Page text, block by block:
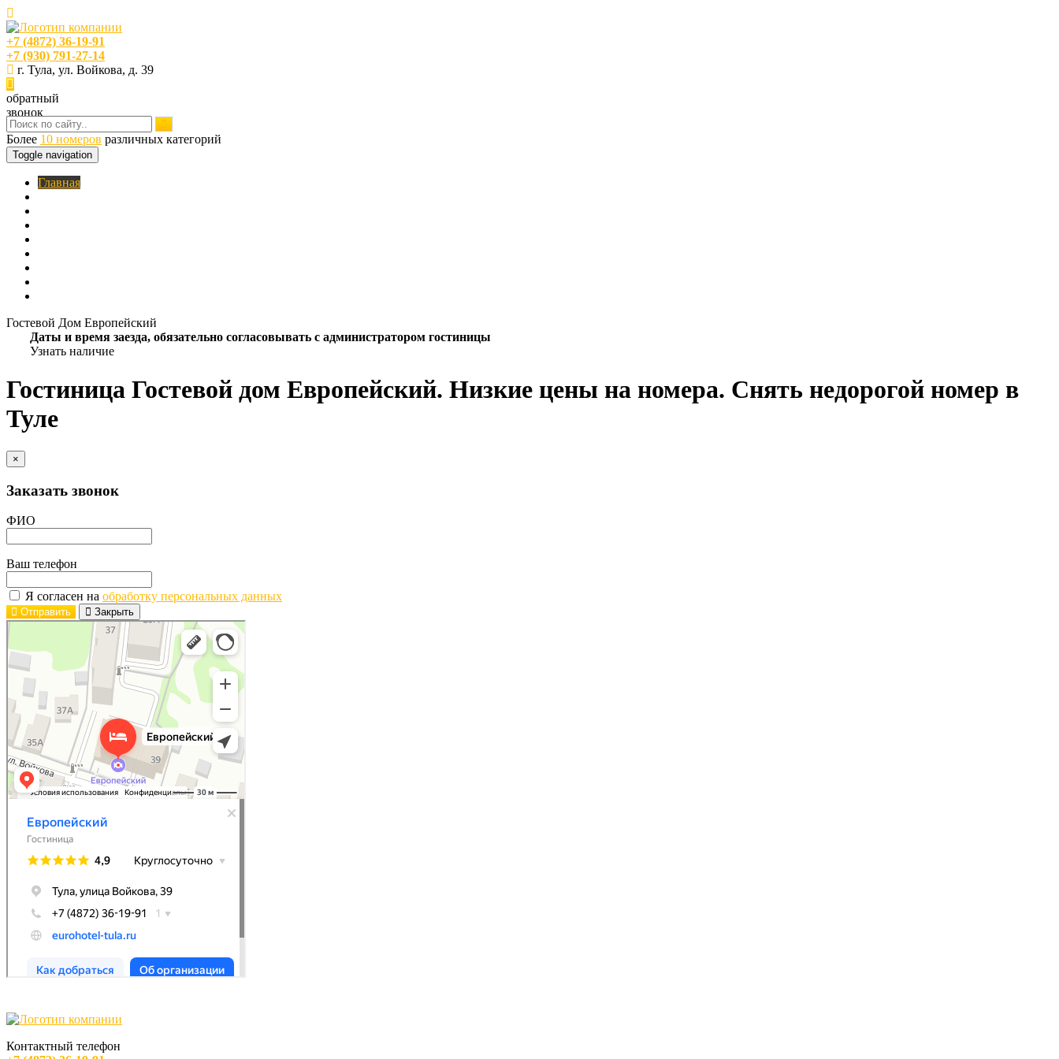
+7 (4872) 36-19-91
+7 (930) 791-27-14
г. Тула, ул. Войкова, д. 39
обратный
звонок
Более 10 номеров различных категорий
Toggle navigation
Главная
Гостевой Дом Европейский
Даты и время заезда, обязательно согласовывать с администратором гостиницы
Узнать наличие
Гостиница Гостевой дом Европейский. Низкие цены на номера. Снять недорогой номер в
Туле
×
Заказать звонок
ФИО
Ваш телефон
Я согласен на обработку персональных данных
Отправить Закрыть
Контактный телефон